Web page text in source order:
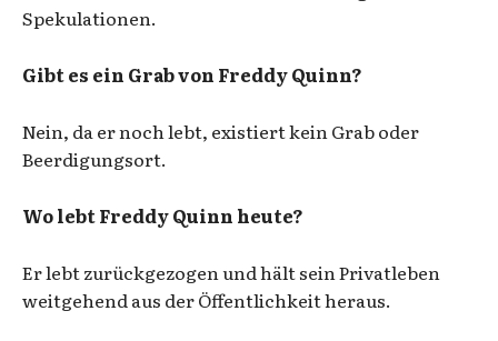
Spekulationen.
Gibt es ein Grab von Freddy Quinn?
Nein, da er noch lebt, existiert kein Grab oder
Beerdigungsort.
Wo lebt Freddy Quinn heute?
Er lebt zurückgezogen und hält sein Privatleben
weitgehend aus der Öffentlichkeit heraus.